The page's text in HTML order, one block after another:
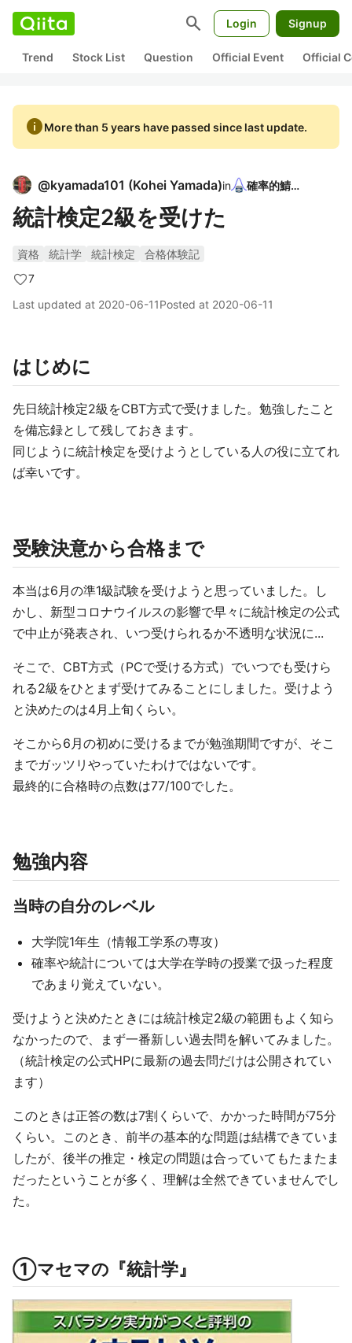
search Login Signup
Trend Stock List Question Official Event Official
infoMore than 5 years have passed since last update.
@kyamada101 (Kohei Yamada)in 確率的鯖缶
統計検定2級を受けた
資格 統計学 統計検定
合格体験記
7
Last updated at 2020-06-11Posted at 2020-06-11
はじめに
先日統計検定2級をCBT方式で受けました。勉強したこと
を備忘録として残しておきます。
同じように統計検定を受けようとしている人の役に立てれ
ば幸いです。
受験決意から合格まで
本当は6月の準1級試験を受けようと思っていました。し
かし、新型コロナウイルスの影響で早々に統計検定の公式
で中止が発表され、いつ受けられるか不透明な状況に...
そこで、CBT方式（PCで受ける方式）でいつでも受けら
れる2級をひとまず受けてみることにしました。受けよう
と決めたのは4月上旬くらい。
そこから6月の初めに受けるまでが勉強期間ですが、そこ
までガッツリやっていたわけではないです。
最終的に合格時の点数は77/100でした。
勉強内容
当時の自分のレベル
大学院1年生（情報工学系の専攻）
確率や統計については大学在学時の授業で扱った程度
であまり覚えていない。
受けようと決めたときには統計検定2級の範囲もよく知ら
なかったので、まず一番新しい過去問を解いてみました。
（統計検定の公式HPに最新の過去問だけは公開されてい
ます）
このときは正答の数は7割くらいで、かかった時間が75分
くらい。このとき、前半の基本的な問題は結構できていま
したが、後半の推定・検定の問題は合っていてもたまたま
だったということが多く、理解は全然できていませんでし
た。
①マセマの『統計学』